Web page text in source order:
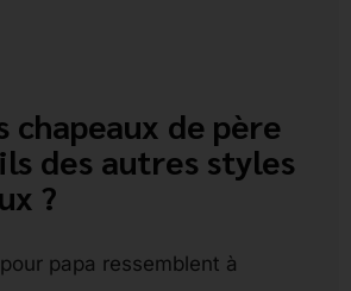
chapeaux de père
des autres styles
?
papa ressemblent à